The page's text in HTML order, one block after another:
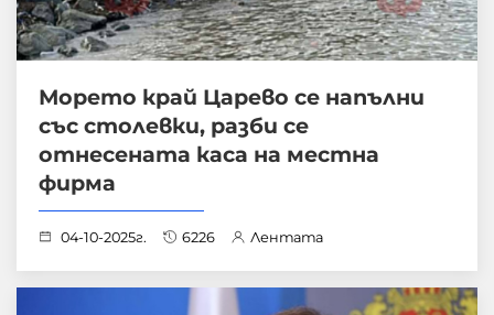
Морето край Царево се напълни
със столевки, разби се
отнесената каса на местна
фирма
04-10-2025г. 6226 Лентата